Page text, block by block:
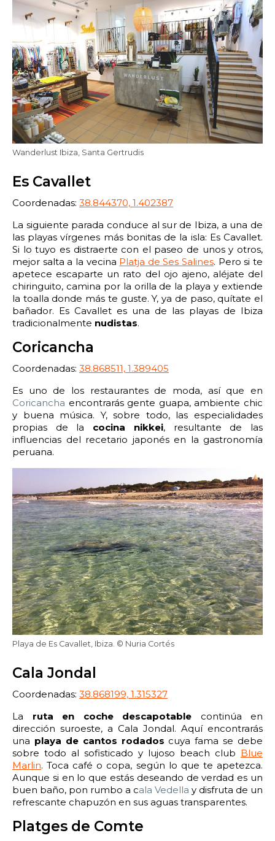
Wanderlust Ibiza, Santa Gertrudis
Es Cavallet
Coordenadas: 38.844370, 1.402387
La siguiente parada conduce al sur de Ibiza, a una de
las playas vírgenes más bonitas de la isla: Es Cavallet.
Si lo tuyo es distraerte con el paseo de unos y otros,
mejor salta a la vecina Platja de Ses Salines. Pero si te
apetece escaparte un rato del ojo ajeno, aléjate del
chiringuito, camina por la orilla de la playa y extiende
la toalla donde más te guste. Y, ya de paso, quítate el
bañador. Es Cavallet es una de las playas de Ibiza
tradicionalmente nudistas.
Coricancha
Coordenadas: 38.868511, 1.389405
Es uno de los restaurantes de moda, así que en
Coricancha encontrarás gente guapa, ambiente chic
y buena música. Y, sobre todo, las especialidades
propias de la cocina nikkei, resultante de las
influencias del recetario japonés en la gastronomía
peruana.
Playa de Es Cavallet, Ibiza. © Nuria Cortés
Cala Jondal
Coordenadas: 38.868199, 1.315327
La ruta en coche descapotable continúa en
dirección suroeste, a Cala Jondal. Aquí encontrarás
una playa de cantos rodados cuya fama se debe
sobre todo al sofisticado y lujoso beach club Blue
Marlin. Toca café o copa, según lo que te apetezca.
Aunque si en lo que estás deseando de verdad es un
buen baño, pon rumbo a cala Vedella y disfruta de un
refrescante chapuzón en sus aguas transparentes.
Platges de Comte